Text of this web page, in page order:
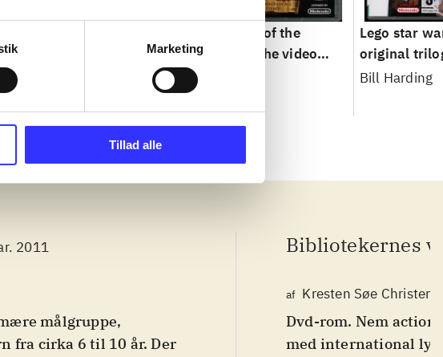
Marketing
Tillad alle
complete saga
Lego Pirates of the
Caribbean : the video
game
Lego star
original
Bill Harding
2011
målgruppe,
fra cirka 6 til 10 år. Der
Bibliotekernes
af Kresten Søe
Dvd-rom. Nem
med international